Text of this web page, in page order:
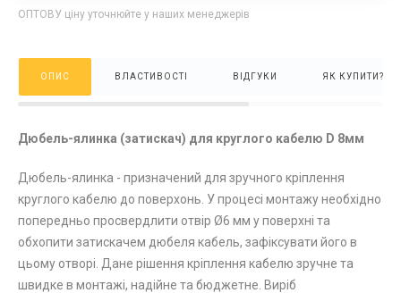
ОПТОВУ ціну уточнюйте у наших менеджерів
ОПИС ВЛАСТИВОСТІ ВІДГУКИ ЯК КУПИТИ?
Дюбель-ялинка (затискач) для круглого кабелю D 8мм
Дюбель-ялинка - призначений для зручного кріплення
круглого кабелю до поверхонь. У процесі монтажу необхідно
попередньо просвердлити отвір Ø6 мм у поверхні та
обхопити затискачем дюбеля кабель, зафіксувати його в
цьому отворі. Дане рішення кріплення кабелю зручне та
швидке в монтажі, надійне та бюджетне. Виріб